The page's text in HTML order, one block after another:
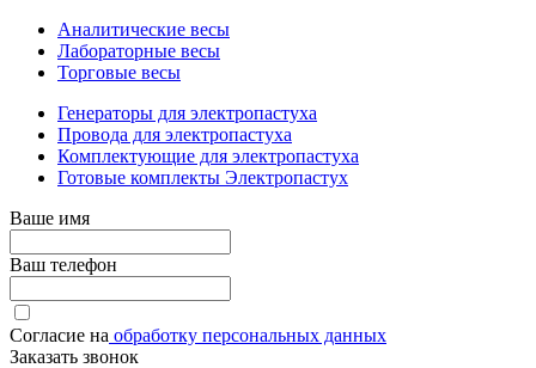
Аналитические весы
Лабораторные весы
Торговые весы
Генераторы для электропастуха
Провода для электропастуха
Комплектующие для электропастуха
Готовые комплекты Электропастух
Ваше имя
Ваш телефон
Согласие на обработку персональных данных
Заказать звонок